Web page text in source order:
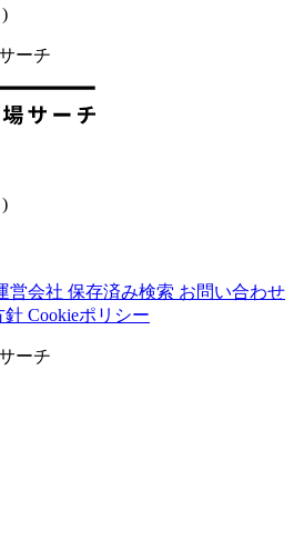
ーチ
営会社 保存済み検索 お問い合わせ
針 Cookieポリシー
ーチ